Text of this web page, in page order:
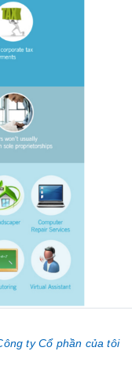
ty Cổ phần của tôi